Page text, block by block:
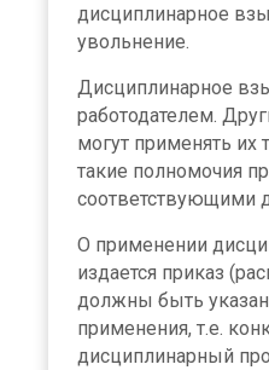
дисциплинарное
увольнение.
Дисциплинарное
работодателем.
могут применять их
такие полномочия
соответствующими
О применении
издается приказ
должны быть
применения, т.е.
дисциплинарный